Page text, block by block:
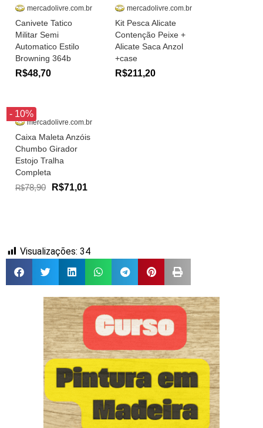
mercadolivre.com.br
Canivete Tatico
Militar Semi
Automatico Estilo
Browning 364b
R$48,70
mercadolivre.com.br
Kit Pesca Alicate
Contenção Peixe +
Alicate Saca Anzol
+case
R$211,20
- 10%
mercadolivre.com.br
Caixa Maleta Anzóis
Chumbo Girador
Estojo Tralha
Completa
R$78,90 R$71,01
Visualizações: 34